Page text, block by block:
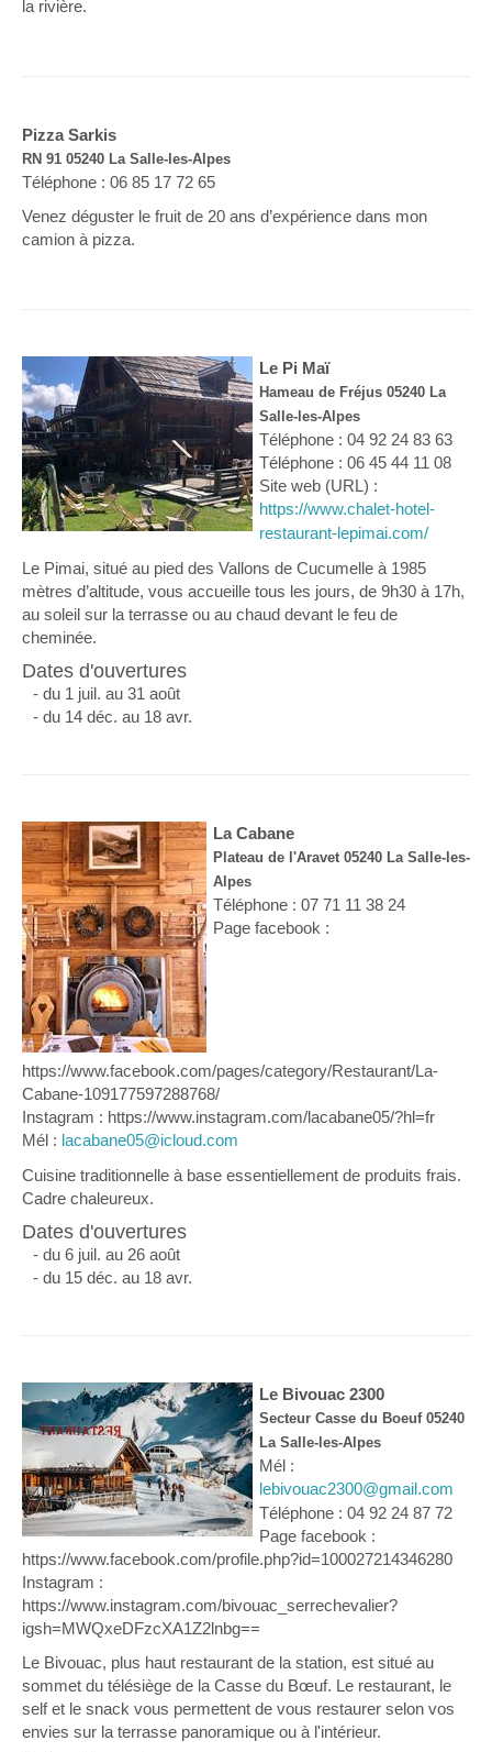
la rivière.
Pizza Sarkis
RN 91 05240 La Salle-les-Alpes
Téléphone : 06 85 17 72 65
Venez déguster le fruit de 20 ans d’expérience dans mon
camion à pizza.
Le Pi Maï
Hameau de Fréjus 05240 La
Salle-les-Alpes
Téléphone : 04 92 24 83 63
Téléphone : 06 45 44 11 08
Site web (URL) :
https://www.chalet-hotel-
restaurant-lepimai.com/
Le Pimai, situé au pied des Vallons de Cucumelle à 1985
mètres d’altitude, vous accueille tous les jours, de 9h30 à 17h,
au soleil sur la terrasse ou au chaud devant le feu de
cheminée.
Dates d'ouvertures
- du 1 juil. au 31 août
- du 14 déc. au 18 avr.
La Cabane
Plateau de l'Aravet 05240 La Salle-les-
Alpes
Téléphone : 07 71 11 38 24
Page facebook :
https://www.facebook.com/pages/category/Restaurant/La-
Cabane-109177597288768/
Instagram : https://www.instagram.com/lacabane05/?hl=fr
Mél : lacabane05@icloud.com
Cuisine traditionnelle à base essentiellement de produits frais.
Cadre chaleureux.
Dates d'ouvertures
- du 6 juil. au 26 août
- du 15 déc. au 18 avr.
Le Bivouac 2300
Secteur Casse du Boeuf 05240
La Salle-les-Alpes
Mél :
lebivouac2300@gmail.com
Téléphone : 04 92 24 87 72
Page facebook :
https://www.facebook.com/profile.php?id=100027214346280
Instagram :
https://www.instagram.com/bivouac_serrechevalier?
igsh=MWQxeDFzcXA1Z2lnbg==
Le Bivouac, plus haut restaurant de la station, est situé au
sommet du télésiège de la Casse du Bœuf. Le restaurant, le
self et le snack vous permettent de vous restaurer selon vos
envies sur la terrasse panoramique ou à l'intérieur.